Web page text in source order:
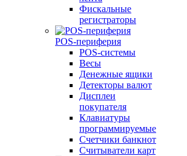
Фискальные
регистраторы
POS-периферия
POS-системы
Весы
Денежные ящики
Детекторы валют
Дисплеи
покупателя
Клавиатуры
программируемые
Счетчики банкнот
Считыватели карт